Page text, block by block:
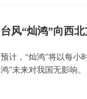
台风“灿鸿”向西
预计，“灿鸿”将以每小
鸿”未来对我国无影响。